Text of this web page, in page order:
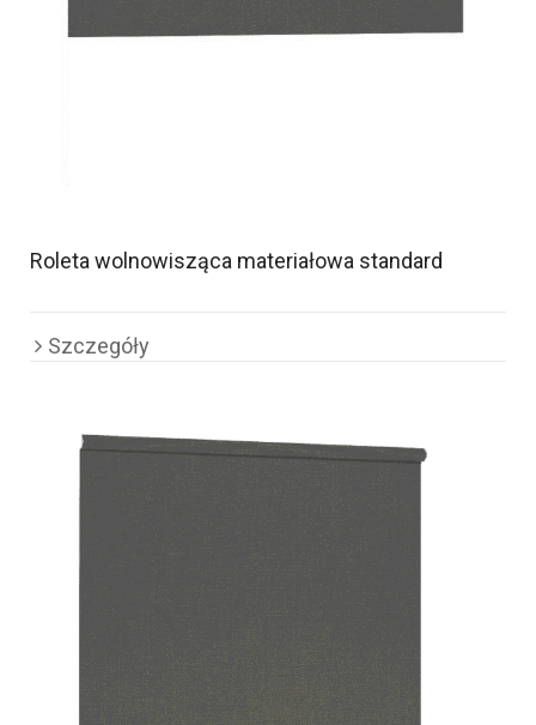
Roleta wolnowisząca materiałowa standard
Szczegóły